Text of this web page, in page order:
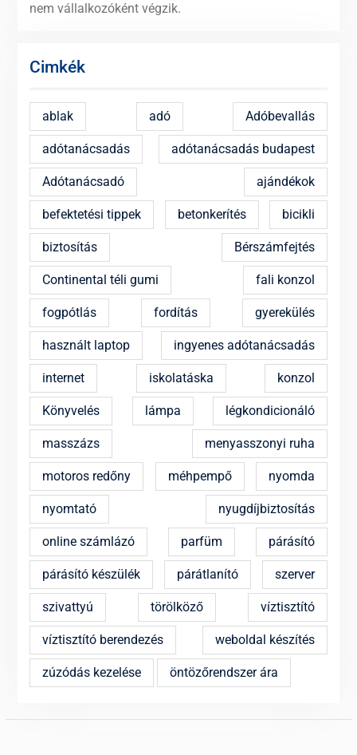
nem vállalkozóként végzik.
Cimkék
ablak adó Adóbevallás
adótanácsadás adótanácsadás budapest
Adótanácsadó ajándékok
befektetési tippek betonkerítés bicikli
biztosítás Bérszámfejtés
Continental téli gumi fali konzol
fogpótlás fordítás gyerekülés
használt laptop ingyenes adótanácsadás
internet iskolatáska konzol
Könyvelés lámpa légkondicionáló
masszázs menyasszonyi ruha
motoros redőny méhpempő nyomda
nyomtató nyugdíjbiztosítás
online számlázó parfüm párásító
párásító készülék párátlanító szerver
szivattyú törölköző víztisztító
víztisztító berendezés weboldal készítés
zúzódás kezelése öntözőrendszer ára